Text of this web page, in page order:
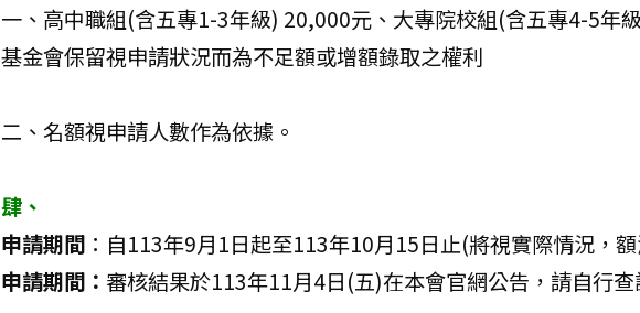
一、高中職組(含五專1-3年級) 20,000元、大專院校組(含五專4-5年
基金會保留視申請狀況而為不足額或增額錄取之權利
二、名額視申請人數作為依據。
肆、
申請期間：自113年9月1日起至113年10月15日止(將視實際情況，
申請期間： 審核結果於113年11月4日(五)在本會官網公告，請自行查